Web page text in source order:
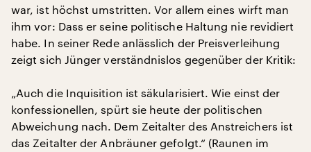
war, ist höchst umstritten. Vor allem eines wirft man
ihm vor: Dass er seine politische Haltung nie revidiert
habe. In seiner Rede anlässlich der Preisverleihung
zeigt sich Jünger verständnislos gegenüber der Kritik:
„Auch die Inquisition ist säkularisiert. Wie einst der
konfessionellen, spürt sie heute der politischen
Abweichung nach. Dem Zeitalter des Anstreichers ist
das Zeitalter der Anbräuner gefolgt.“ (Raunen im